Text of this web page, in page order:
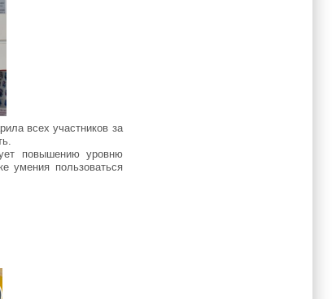
всех участников за
повышению уровню
умения пользоваться